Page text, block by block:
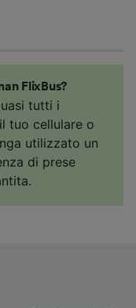
FlixBus?
tutti i
tuo cellulare o
utilizzato un
di prese